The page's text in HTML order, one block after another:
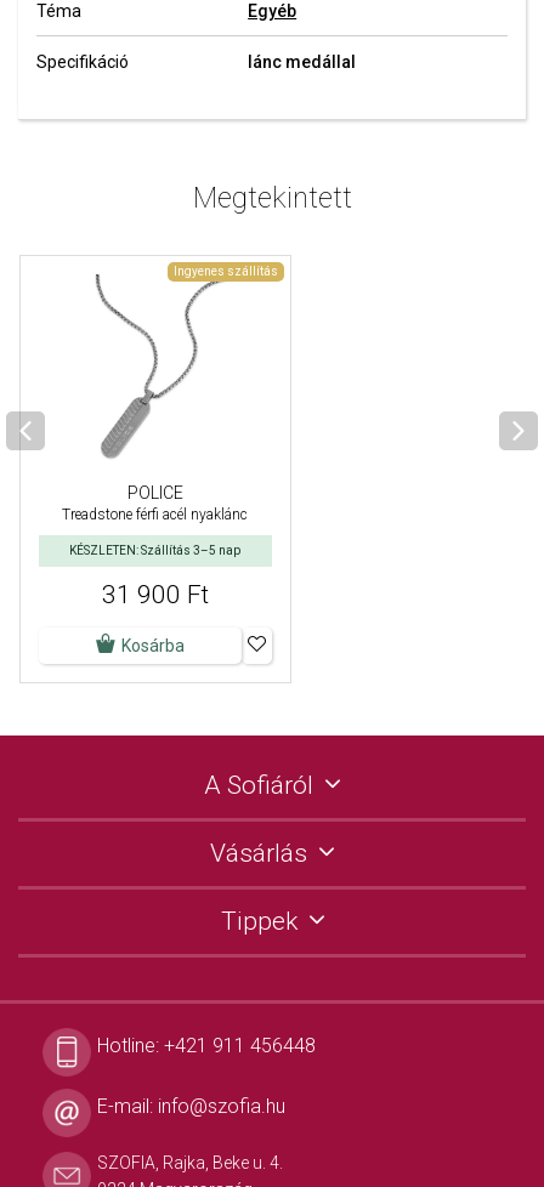
Téma Egyéb
Specifikáció lánc medállal
Megtekintett
Ingyenes szállítás
POLICE
Treadstone férfi acél nyaklánc
KÉSZLETEN: Szállítás 3–5 nap
31 900 Ft
Kosárba
A Sofiáról
Vásárlás
Tippek
Hotline: +421 911 456448
E-mail: info@szofia.hu
SZOFIA, Rajka, Beke u. 4.